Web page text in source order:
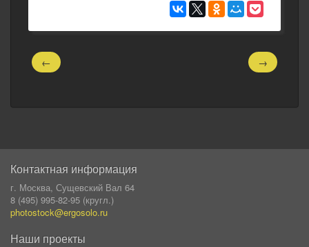
← →
Контактная информация
г. Москва, Сущевский Вал 64
8 (495) 995-82-95 (кругл.)
photostock@ergosolo.ru
Наши проекты